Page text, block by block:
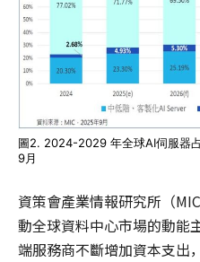
圖2. 2024-2029 年全球AI伺服器
9月
資策會產業情報研究所（
動全球資料中心市場的動能
端服務商不斷增加資本支出